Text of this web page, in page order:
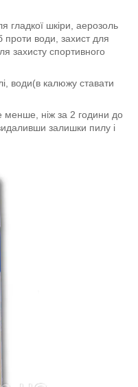
гладкої шкіри, аерозоль
проти води, захист для
захисту спортивного
води(в калюжу ставати
менше, ніж за 2 години до
залишки пилу і